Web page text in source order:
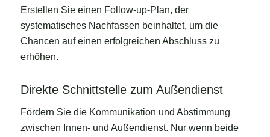
Erstellen Sie einen Follow-up-Plan, der
systematisches Nachfassen beinhaltet, um die
Chancen auf einen erfolgreichen Abschluss zu
erhöhen.
Direkte Schnittstelle zum Außendienst
Fördern Sie die Kommunikation und Abstimmung
zwischen Innen- und Außendienst. Nur wenn beide